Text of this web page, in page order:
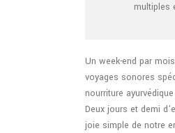
multiples
Un week-end par
voyages sonores
nourriture
Deux jours et demi
joie simple de notre